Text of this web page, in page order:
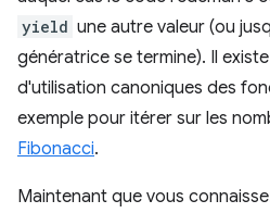
yield une autre valeur (ou
génératrice se termine). Il
d'utilisation canoniques des
exemple pour itérer sur les
Fibonacci.
Maintenant que vous